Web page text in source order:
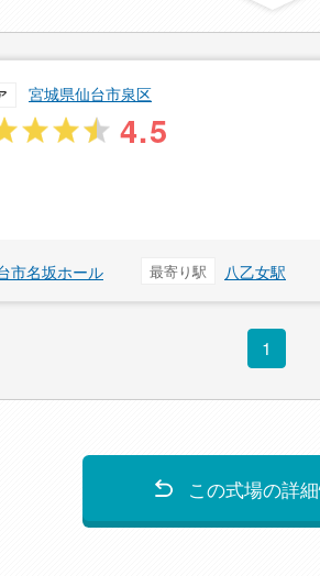
宮城県仙台市泉区
4.5
市名坂ホール 最寄り駅 八乙女駅
1
この式場の詳